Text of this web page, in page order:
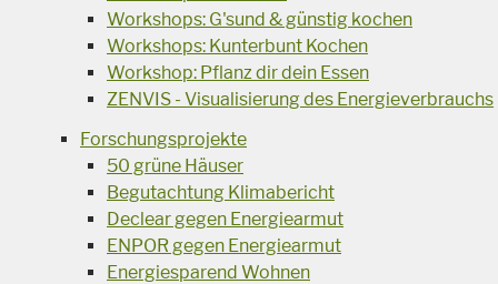
Workshops: G'sund & günstig kochen
Workshops: Kunterbunt Kochen
Workshop: Pflanz dir dein Essen
ZENVIS - Visualisierung des Energieverbrauchs
Forschungsprojekte
50 grüne Häuser
Begutachtung Klimabericht
Declear gegen Energiearmut
ENPOR gegen Energiearmut
Energiesparend Wohnen